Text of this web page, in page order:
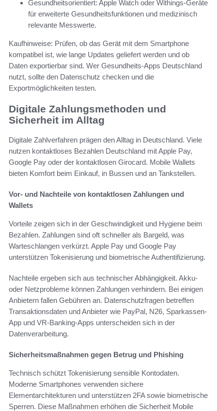
Gesundheitsorientiert: Apple Watch oder Withings-Geräte
für erweiterte Gesundheitsfunktionen und medizinisch
relevante Messwerte.
Kaufhinweise: Prüfen, ob das Gerät mit dem Smartphone
kompatibel ist, wie lange Updates geliefert werden und ob
Daten exportierbar sind. Wer Gesundheits-Apps Deutschland
nutzt, sollte den Datenschutz checken und die
Exportmöglichkeiten testen.
Digitale Zahlungsmethoden und
Sicherheit im Alltag
Digitale Zahlverfahren prägen den Alltag in Deutschland. Viele
nutzen kontaktloses Bezahlen Deutschland mit Apple Pay,
Google Pay oder der kontaktlosen Girocard. Mobile Wallets
bieten Komfort beim Einkauf, in Bussen und an Tankstellen.
Vor- und Nachteile von kontaktlosen Zahlungen und
Wallets
Vorteile zeigen sich in der Geschwindigkeit und Hygiene beim
Bezahlen. Zahlungen sind oft schneller als Bargeld, was
Warteschlangen verkürzt. Apple Pay und Google Pay
unterstützen Tokenisierung und biometrische Authentifizierung.
Nachteile ergeben sich aus technischer Abhängigkeit. Akku-
oder Netzprobleme können Zahlungen verhindern. Bei einigen
Anbietern fallen Gebühren an. Datenschutzfragen betreffen
Transaktionsdaten und Anbieter wie PayPal, N26, Sparkassen-
App und VR-Banking-Apps unterscheiden sich in der
Datenverarbeitung.
Sicherheitsmaßnahmen gegen Betrug und Phishing
Technisch schützt Tokenisierung sensible Kontodaten.
Moderne Smartphones verwenden sichere
Elementarchitekturen und unterstützen 2FA sowie biometrische
Sperren. Diese Maßnahmen erhöhen die Sicherheit Mobile